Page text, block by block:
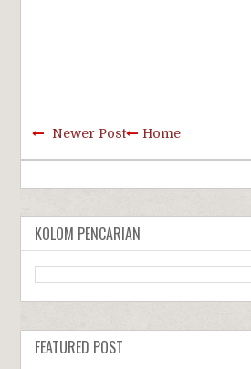
Newer Post Home
KOLOM PENCARIAN
FEATURED POST